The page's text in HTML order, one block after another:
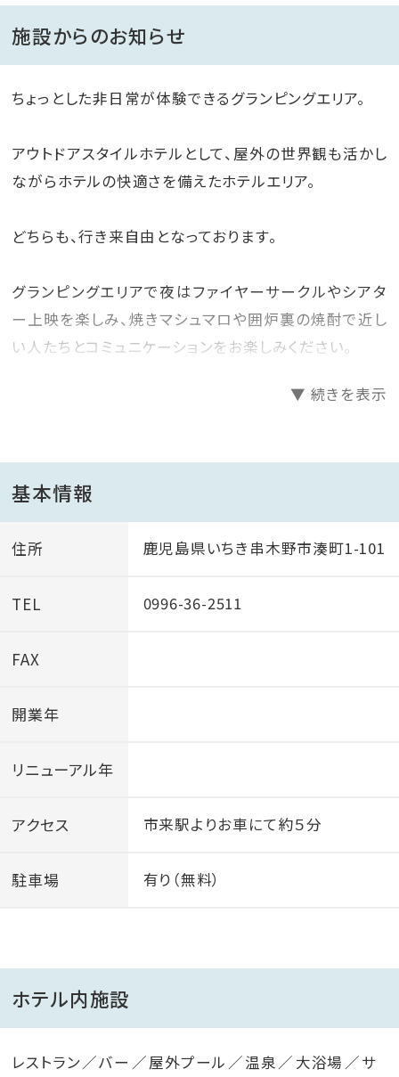
施設からのお知らせ
ちょっとした非日常が体験できるグランピングエリア。
アウトドアスタイルホテルとして、屋外の世界観も活かし
ながらホテルの快適さを備えたホテルエリア。
どちらも、行き来自由となっております。
グランピングエリアで夜はファイヤーサークルやシアタ
ー上映を楽しみ、焼きマシュマロや囲炉裏の焼酎で近し
い人たちとコミュニケーションをお楽しみください。
ホテルエリアの最上階、天空フィールドで自然を感じ、
はたまたテントサウナでの『ととのい』をご満喫くださ
い。
昼の景色、夕方の景色、夜の景色。
すべて違った雰囲気をお楽しみいただけますので、いち
楽しみくださいませ。
▼ 続きを表示
基本情報
住所 鹿児島県いちき串木野市湊町1-101
TEL 0996-36-2511
FAX
開業年
リニューアル年
アクセス 市来駅よりお車にて約５分
駐車場 有り（無料）
ホテル内施設
レストラン バー 屋外プール 温泉 大浴場 サ